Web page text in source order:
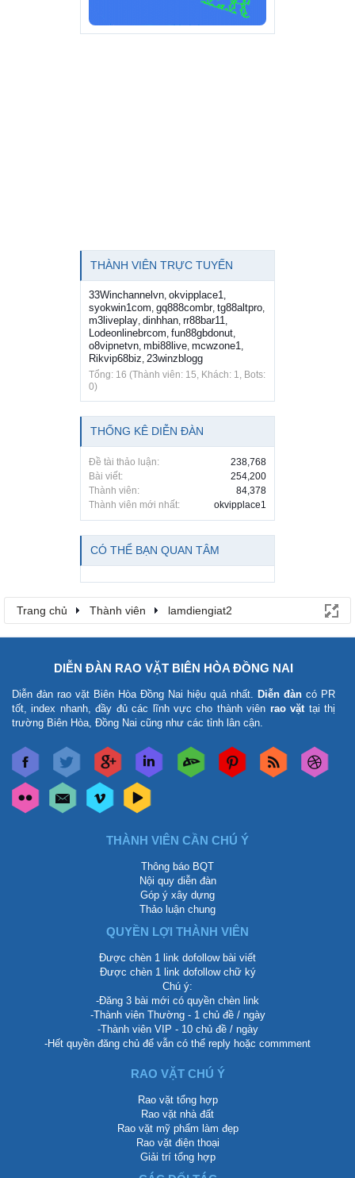
THÀNH VIÊN TRỰC TUYẾN
33Winchannelvn, okvipplace1,
syokwin1com, gq888combr, tg88altpro,
m3liveplay, dinhhan, rr88bar11,
Lodeonlinebrcom, fun88gbdonut,
o8vipnetvn, mbi88live, mcwzone1,
Rikvip68biz, 23winzblogg
Tổng: 16 (Thành viên: 15, Khách: 1, Bots:
0)
THỐNG KÊ DIỄN ĐÀN
Đề tài thảo luận:
238,768
Bài viết:
254,200
Thành viên:
84,378
Thành viên mới nhất:
okvipplace1
CÓ THỂ BẠN QUAN TÂM
Trang chủ Thành viên lamdiengiat2
DIỄN ĐÀN RAO VẶT BIÊN HÒA ĐỒNG NAI
Diễn đàn rao vặt Biên Hòa Đồng Nai hiệu quả nhất. Diễn đàn có PR
tốt, index nhanh, đầy đủ các lĩnh vực cho thành viên rao vặttại thị
trường Biên Hòa, Đồng Nai cũng như các tỉnh lân cận.
THÀNH VIÊN CẦN CHÚ Ý
Thông báo BQT
Nội quy diễn đàn
Góp ý xây dựng
Thảo luận chung
QUYỀN LỢI THÀNH VIÊN
Được chèn 1 link dofollow bài viết
Được chèn 1 link dofollow chữ ký
Chú ý:
-Đăng 3 bài mới có quyền chèn link
-Thành viên Thường - 1 chủ đề / ngày
-Thành viên VIP - 10 chủ đề / ngày
-Hết quyền đăng chủ để vẫn có thể reply hoặc commment
RAO VẶT CHÚ Ý
Rao vặt tổng hợp
Rao vặt nhà đất
Rao vặt mỹ phẩm làm đẹp
Rao vặt điện thoại
Giải trí tổng hợp